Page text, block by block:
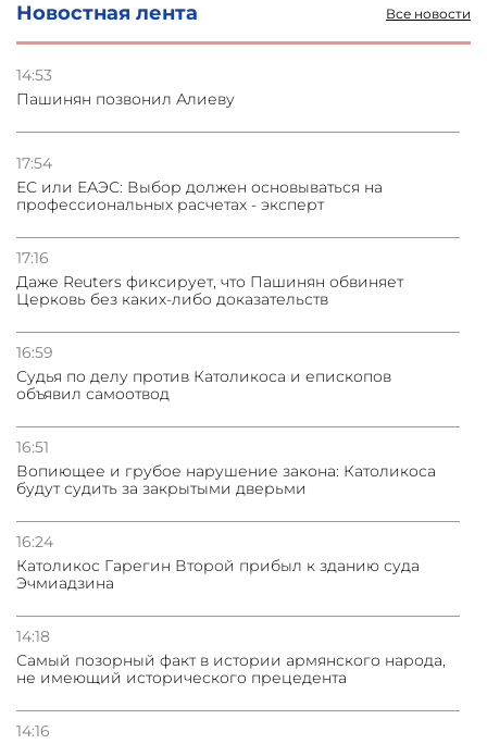
Новостная лента Все новости
14:53
Пашинян позвонил Алиеву
17:54
ЕС или ЕАЭС: Выбор должен основываться на
профессиональных расчетах - эксперт
17:16
Даже Reuters фиксирует, что Пашинян обвиняет
Церковь без каких-либо доказательств
16:59
Судья по делу против Католикоса и епископов
объявил самоотвод
16:51
Вопиющее и грубое нарушение закона: Католикоса
будут судить за закрытыми дверьми
16:24
Католикос Гарегин Второй прибыл к зданию суда
Эчмиадзина
14:18
Самый позорный факт в истории армянского народа,
не имеющий исторического прецедента
14:16
03.08.2026
Стратегия безопасности ОДКБ допускает применение
Азербайджане
31.07.2026
Сотрудничество и очереди – детали визита главы
погрануправления СНБ Армении в Тбилиси